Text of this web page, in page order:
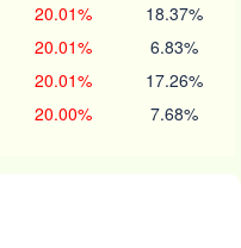
20.01% 18.37%
20.01% 6.83%
20.01% 17.26%
20.00% 7.68%